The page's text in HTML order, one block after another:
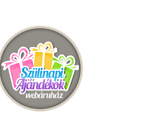
termékoldalon
választhatók
ki